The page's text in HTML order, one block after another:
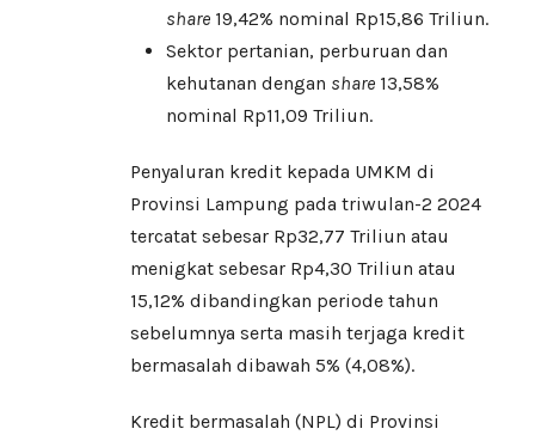
share 19,42% nominal Rp15,86 Triliun.
Sektor pertanian, perburuan dan
kehutanan dengan share 13,58%
nominal Rp11,09 Triliun.
Penyaluran kredit kepada UMKM di
Provinsi Lampung pada triwulan-2 2024
tercatat sebesar Rp32,77 Triliun atau
menigkat sebesar Rp4,30 Triliun atau
15,12% dibandingkan periode tahun
sebelumnya serta masih terjaga kredit
bermasalah dibawah 5% (4,08%).
Kredit bermasalah (NPL) di Provinsi